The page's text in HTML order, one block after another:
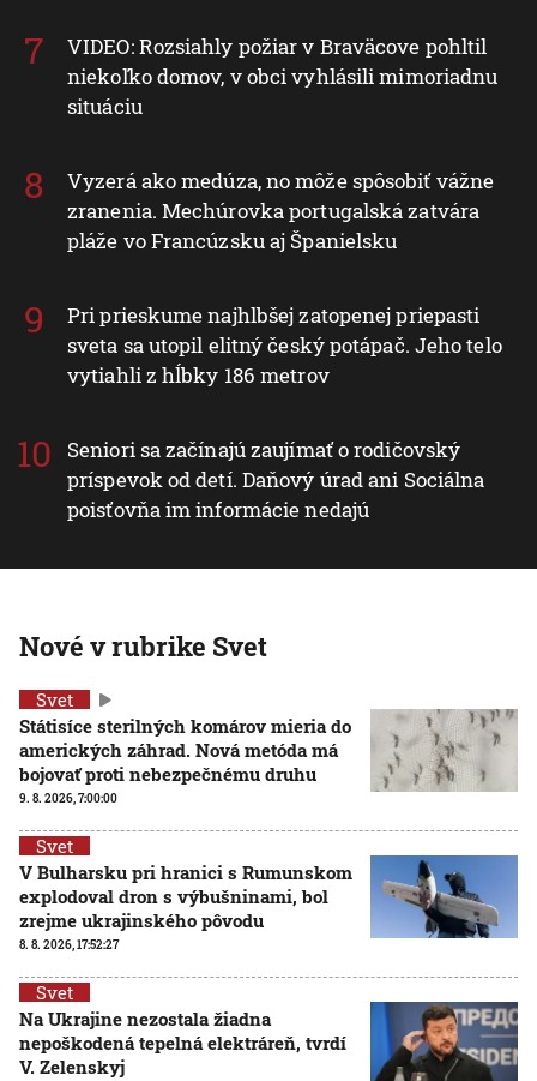
VIDEO: Rozsiahly požiar v Braväcove pohltil
niekoľko domov, v obci vyhlásili mimoriadnu
situáciu
Vyzerá ako medúza, no môže spôsobiť vážne
zranenia. Mechúrovka portugalská zatvára
pláže vo Francúzsku aj Španielsku
Pri prieskume najhlbšej zatopenej priepasti
sveta sa utopil elitný český potápač. Jeho telo
vytiahli z hĺbky 186 metrov
Seniori sa začínajú zaujímať o rodičovský
príspevok od detí. Daňový úrad ani Sociálna
poisťovňa im informácie nedajú
Nové v rubrike Svet
Svet
Státisíce sterilných komárov mieria do
amerických záhrad. Nová metóda má
bojovať proti nebezpečnému druhu
9. 8. 2026, 7:00:00
Svet
V Bulharsku pri hranici s Rumunskom
explodoval dron s výbušninami, bol
zrejme ukrajinského pôvodu
8. 8. 2026, 17:52:27
Svet
Na Ukrajine nezostala žiadna
nepoškodená tepelná elektráreň, tvrdí
V. Zelenskyj